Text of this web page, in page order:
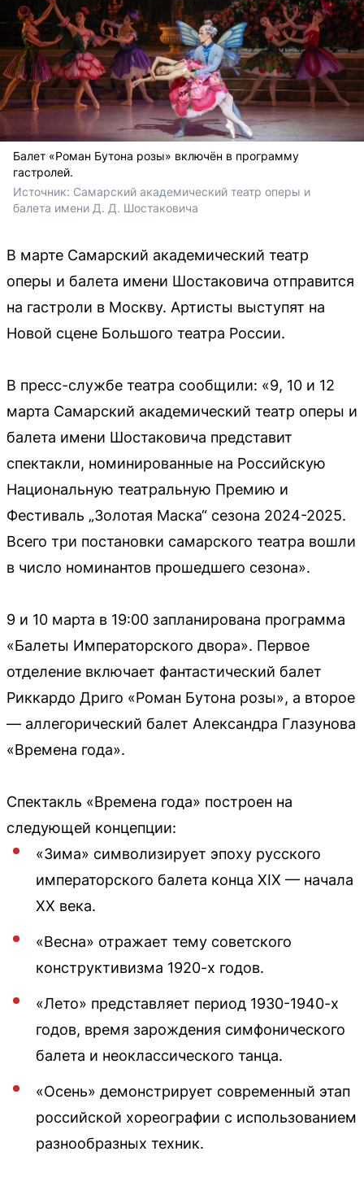
Балет «Роман Бутона розы» включён в программу
гастролей.
Источник: Самарский академический театр оперы и
балета имени Д. Д. Шостаковича
В марте Самарский академический театр
оперы и балета имени Шостаковича отправится
на гастроли в Москву. Артисты выступят на
Новой сцене Большого театра России.
В пресс-службе театра сообщили: «9, 10 и 12
марта Самарский академический театр оперы и
балета имени Шостаковича представит
спектакли, номинированные на Российскую
Национальную театральную Премию и
Фестиваль „Золотая Маска“ сезона 2024-2025.
Всего три постановки самарского театра вошли
в число номинантов прошедшего сезона».
9 и 10 марта в 19:00 запланирована программа
«Балеты Императорского двора». Первое
отделение включает фантастический балет
Риккардо Дриго «Роман Бутона розы», а второе
— аллегорический балет Александра Глазунова
«Времена года».
Спектакль «Времена года» построен на
следующей концепции:
«Зима» символизирует эпоху русского
императорского балета конца XIX — начала
XX века.
«Весна» отражает тему советского
конструктивизма 1920-х годов.
«Лето» представляет период 1930-1940-х
годов, время зарождения симфонического
балета и неоклассического танца.
«Осень» демонстрирует современный этап
российской хореографии с использованием
разнообразных техник.